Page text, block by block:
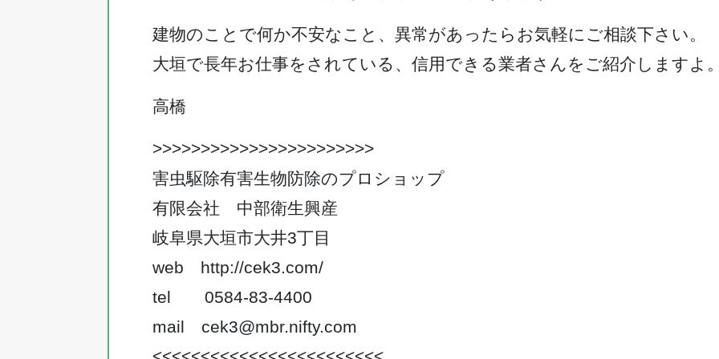
建物のことで何か不安なこと、異常があったらお気軽にご相談下さい。
大垣で長年お仕事をされている、信用できる業者さんをご紹介しますよ
高橋
>>>>>>>>>>>>>>>>>>>>>>>
害虫駆除有害生物防除のプロショップ
有限会社 中部衛生興産
岐阜県大垣市大井3丁目
web http://cek3.com/
tel 0584-83-4400
mail cek3@mbr.nifty.com